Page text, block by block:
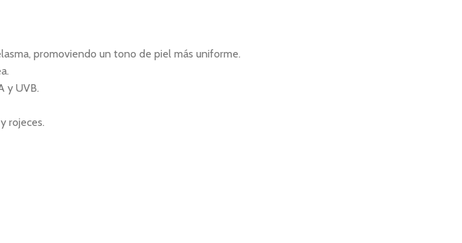
promoviendo un tono de piel más uniforme.
y UVB.
rojeces.